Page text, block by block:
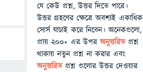
যে কেউ প্রশ্ন, উত্তর দিতে পারে।
উত্তর গ্রহণের ক্ষেত্রে অবশ্যই একাধিক
সোর্স যাচাই করে নিবেন। অনেকগুলো,
প্রায় ২০০+ এর উপরঅনুত্তরিতপ্রশ্ন
থাকায় নতুন প্রশ্ন না করার এবং
অনুত্তরিত প্রশ্ন গুলোর উত্তর দেওয়ার